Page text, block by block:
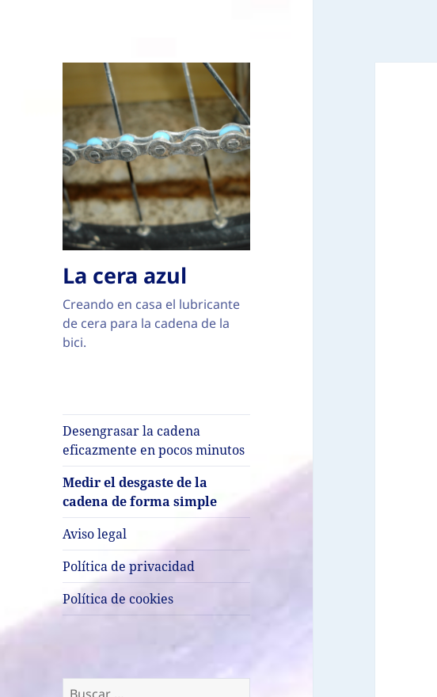
La cera azul
Creando en casa el lubricante
de cera para la cadena de la
bici.
Desengrasar la cadena
eficazmente en pocos minutos
Medir el desgaste de la
cadena de forma simple
Aviso legal
Política de privacidad
Política de cookies
Buscar: